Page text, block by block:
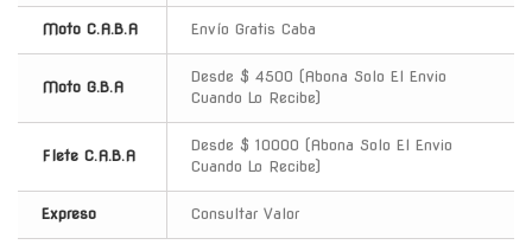
Moto C.A.B.A Envío Gratis Caba
Moto G.B.A
Desde $ 4500 (Abona Solo El Envio
Cuando Lo Recibe)
Flete C.A.B.A
Desde $ 10000 (Abona Solo El Envio
Cuando Lo Recibe)
Expreso Consultar Valor